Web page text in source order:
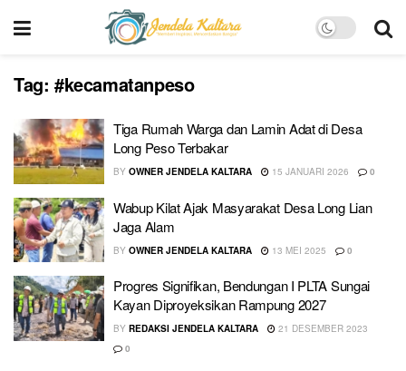
Tag: #kecamatanpeso
Tiga Rumah Warga dan Lamin Adat di Desa
Long Peso Terbakar
BY OWNER JENDELA KALTARA 15 JANUARI 2026 0
Wabup Kilat Ajak Masyarakat Desa Long Lian
Jaga Alam
BY OWNER JENDELA KALTARA 13 MEI 2025 0
Progres Signifikan, Bendungan I PLTA Sungai
Kayan Diproyeksikan Rampung 2027
BY REDAKSI JENDELA KALTARA
21 DESEMBER 2023
0